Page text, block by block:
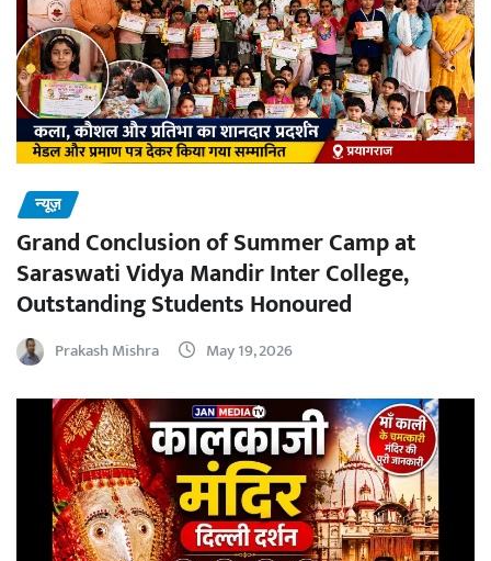
न्यूज़
Grand Conclusion of Summer Camp at
Saraswati Vidya Mandir Inter College,
Outstanding Students Honoured
Prakash Mishra May 19, 2026